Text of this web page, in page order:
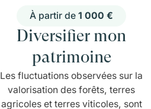
À partir de1 000 €
Diversifier mon
patrimoine
Les fluctuations observées sur la
valorisation des forêts, terres
agricoles et terres viticoles, sont